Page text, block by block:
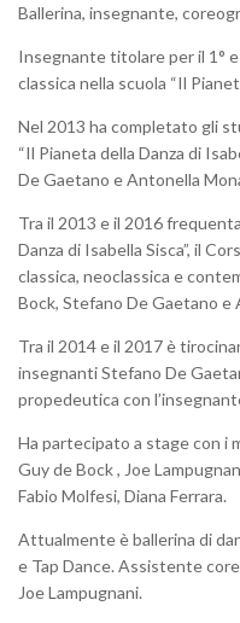
Ballerina, insegnante,
Insegnante titolare per il 1°
classica nella scuola “Il
Nel 2013 ha completato gli
“Il Pianeta della Danza di
De Gaetano e Antonella
Tra il 2013 e il 2016
Danza di Isabella Sisca”, il
classica, neoclassica e
Bock, Stefano De Gaetano e
Tra il 2014 e il 2017 è
insegnanti Stefano De
propedeutica con
Ha partecipato a stage con i
Guy de Bock , Joe
Fabio Molfesi, Diana Ferrara.
Attualmente è ballerina di
e Tap Dance. Assistente
Joe Lampugnani.